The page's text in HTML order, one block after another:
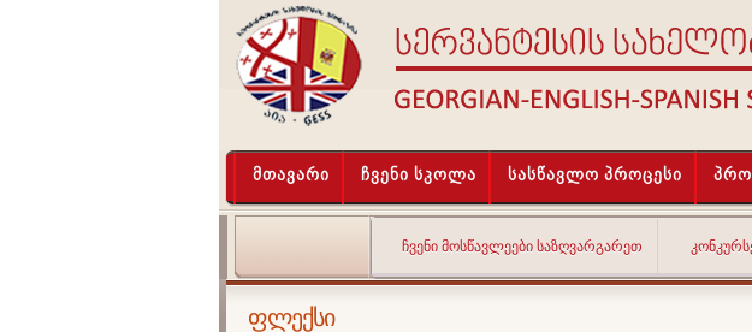
მთავარი ჩვენი სკოლა სასწავლო პროცესი
ᲩᲕᲔᲜᲘ ᲛᲝᲡᲬᲐᲕᲚᲔᲔᲑᲘ ᲡᲐᲖᲦᲕᲐᲠᲒᲐᲠᲔᲗ
ფლექსი